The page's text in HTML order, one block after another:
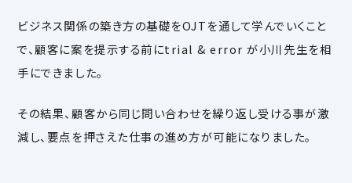
ビジネス関係の築き方の基礎をOJTを通して学んでいくこと
で、顧客に案を提示する前にtrial & error が小川先生を相
手にできました。
その結果、顧客から同じ問い合わせを繰り返し受ける事が激
減し、要点を押さえた仕事の進め方が可能になりました。